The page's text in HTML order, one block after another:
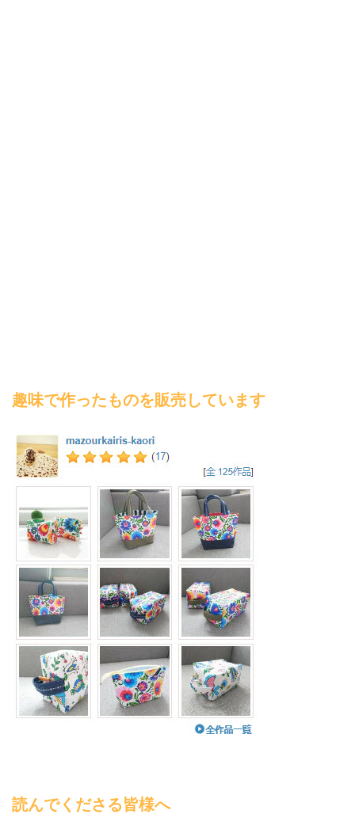
趣味で作ったものを販売しています
読んでくださる皆様へ